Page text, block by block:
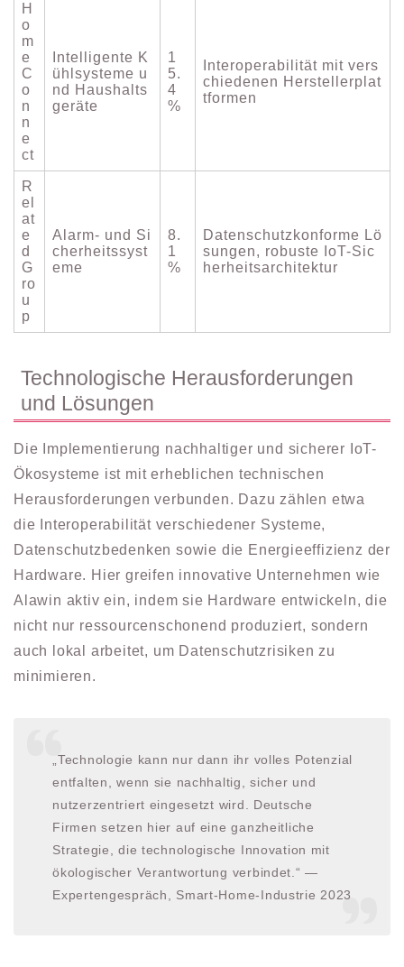
H
o
m
e
C
o
n
n
e
ct
Intelligente K
ühlsysteme u
nd Haushalts
geräte
1
5.
4
%
Interoperabilität mit vers
chiedenen Herstellerplat
tformen
R
el
at
e
d
G
ro
u
p
Alarm- und Si
cherheitssyst
eme
8.
1
%
Datenschutzkonforme Lö
sungen, robuste IoT-Sic
herheitsarchitektur
Technologische Herausforderungen
und Lösungen
Die Implementierung nachhaltiger und sicherer IoT-
Ökosysteme ist mit erheblichen technischen
Herausforderungen verbunden. Dazu zählen etwa
die Interoperabilität verschiedener Systeme,
Datenschutzbedenken sowie die Energieeffizienz der
Hardware. Hier greifen innovative Unternehmen wie
Alawin aktiv ein, indem sie Hardware entwickeln, die
nicht nur ressourcenschonend produziert, sondern
auch lokal arbeitet, um Datenschutzrisiken zu
minimieren.
„Technologie kann nur dann ihr volles Potenzial
entfalten, wenn sie nachhaltig, sicher und
nutzerzentriert eingesetzt wird. Deutsche
Firmen setzen hier auf eine ganzheitliche
Strategie, die technologische Innovation mit
ökologischer Verantwortung verbindet.“ —
Expertengespräch, Smart-Home-Industrie 2023